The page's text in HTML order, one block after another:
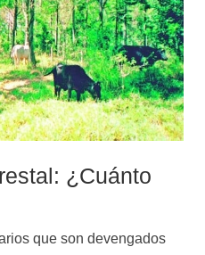
¿Cuánto
que son devengados